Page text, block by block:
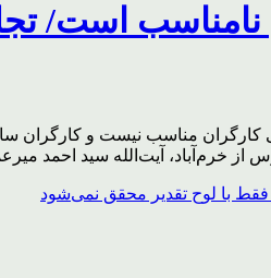
است/
مناسب نیست و کارگران
خرم‌آباد، آیت‌الله سید احمد